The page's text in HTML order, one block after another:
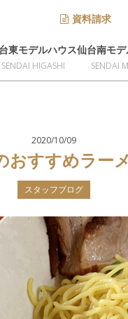
資料請求
東モデルハウス
SENDAI HIGASHI
仙台南モ
SENDAI
2020/10/09
おすすめラー
スタッフブログ